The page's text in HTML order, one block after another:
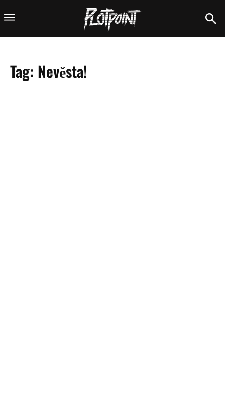
Tag: Nevěsta!